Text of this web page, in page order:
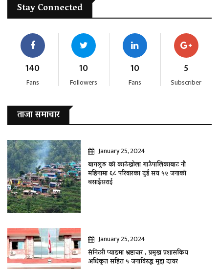
Stay Connected
140
Fans
10
Followers
10
Fans
5
Subscriber
ताजा समाचार
January 25, 2024
बागलुङ काे काठेखोला गाउँपालिकाबाट नौ
महिनामा ६८ परिवारका दुई सय ५२ जनाकाे
बसाइँसराई
January 25, 2024
सेनिटरी प्याडमा भ्रष्टाचार , प्रमुख प्रशासकिय
अधिकृत सहित ५ जनाविरुद्ध मुद्दा दायर